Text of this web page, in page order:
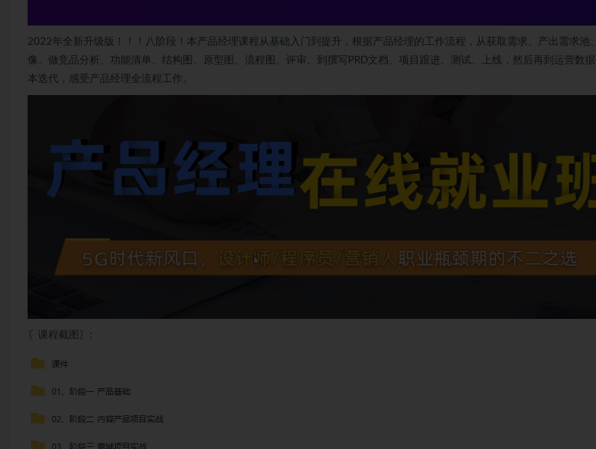
2022年全新升级版！！！八阶段！本 产品经理课程从基础入门到提升，根据 产品经理 的工作流程，从获取需求、产出需求池
像、做竞品分析、功能清单、结构图、原型图、流程图、评审、到撰写PRD文档、项目跟进、测试、上线，然后再到运营数
本迭代，感受产品经理全流程工作。
〖课程截图〗: